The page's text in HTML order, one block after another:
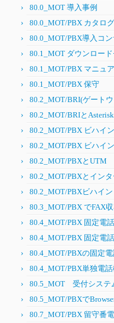
80.0_MOT 導入事例
80.0_MOT/PBX カタログ
80.0_MOT/PBX導入コ
80.1_MOT ダウンロー
80.1_MOT/PBX マニュ
80.1_MOT/PBX 保守
80.2_MOT/BRI(ゲート
80.2_MOT/BRIとAsterisk
80.2_MOT/PBX ビハイ
80.2_MOT/PBX ビハイ
80.2_MOT/PBXとUTM
80.2_MOT/PBXとイン
80.2_MOT/PBXビハイ
80.3_MOT/PBX でFAX
80.4_MOT/PBX 固定電
80.4_MOT/PBX 固定電
80.4_MOT/PBXの固定
80.4_MOT/PBX単独電
80.5_MOT 受付システ
80.5_MOT/PBXで
80.7_MOT/PBX 留守番